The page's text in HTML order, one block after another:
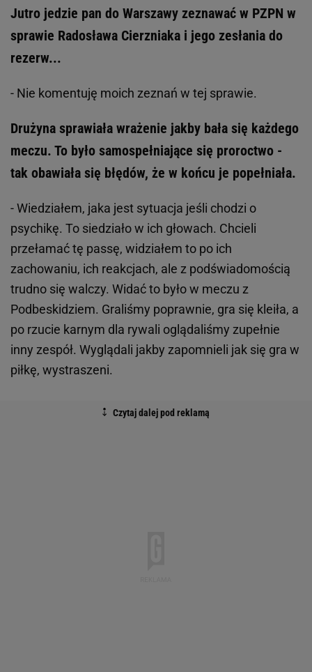
Jutro jedzie pan do Warszawy zeznawać w PZPN w
sprawie Radosława Cierzniaka i jego zesłania do
rezerw...
- Nie komentuję moich zeznań w tej sprawie.
Drużyna sprawiała wrażenie jakby bała się każdego
meczu. To było samospełniające się proroctwo -
tak obawiała się błędów, że w końcu je popełniała.
- Wiedziałem, jaka jest sytuacja jeśli chodzi o
psychikę. To siedziało w ich głowach. Chcieli
przełamać tę passę, widziałem to po ich
zachowaniu, ich reakcjach, ale z podświadomością
trudno się walczy. Widać to było w meczu z
Podbeskidziem. Graliśmy poprawnie, gra się kleiła, a
po rzucie karnym dla rywali oglądaliśmy zupełnie
inny zespół. Wyglądali jakby zapomnieli jak się gra w
piłkę, wystraszeni.